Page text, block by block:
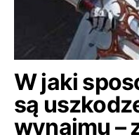
W jaki
są
wynajmu –